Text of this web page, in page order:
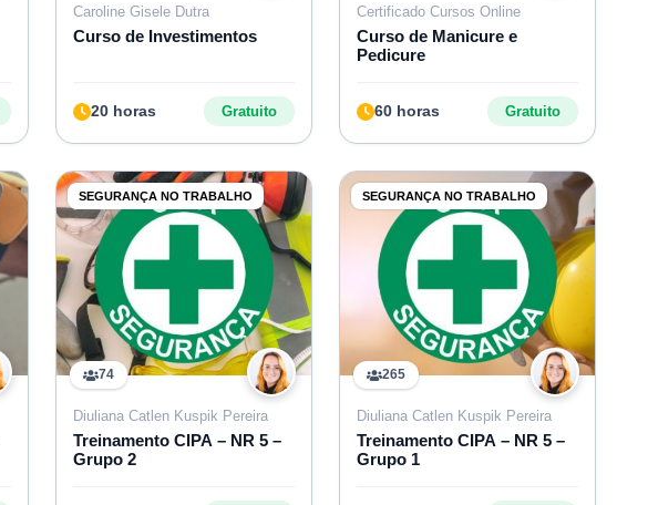
Caroline Gisele Dutra
Curso de Investimentos
20 horas Gratuito
Certificado Cursos Online
Curso de Manicure e
Pedicure
60 horas Gratuito
SEGURANÇA NO TRABALHO
74
Diuliana Catlen Kuspik Pereira
Treinamento CIPA – NR 5 –
Grupo 2
SEGURANÇA NO TRABALHO
265
Diuliana Catlen Kuspik Pereira
Treinamento CIPA – NR 5 –
Grupo 1